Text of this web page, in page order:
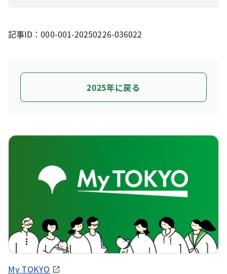
記事ID：000-001-20250226-036022
2025年に戻る
My TOKYO